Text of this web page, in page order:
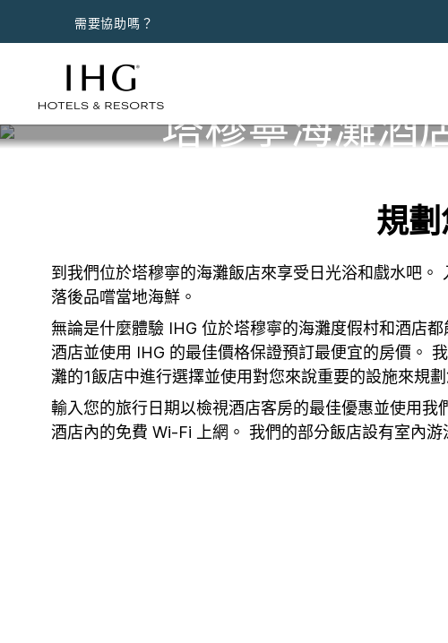
需要協助嗎？
塔穆寧海灘酒
規
到我們位於塔穆寧的海灘飯店來享受日光浴和戲水吧
落後品嚐當地海鮮。
無論是什麼體驗 IHG 位於塔穆寧的海灘度假村和酒店
酒店並使用 IHG 的最佳價格保證預訂最便宜的房價。
灘的1飯店中進行選擇並使用對您來說重要的設施來規
輸入您的旅行日期以檢視酒店客房的最佳優惠並使用
酒店內的免費 Wi-Fi 上網。 我們的部分飯店設有室內